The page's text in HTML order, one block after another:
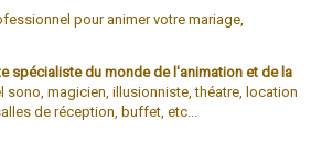
pour animer votre mariage,
spécialiste du monde de l'animation et de la
sono, magicien, illusionniste, théatre, location
de réception, buffet, etc...